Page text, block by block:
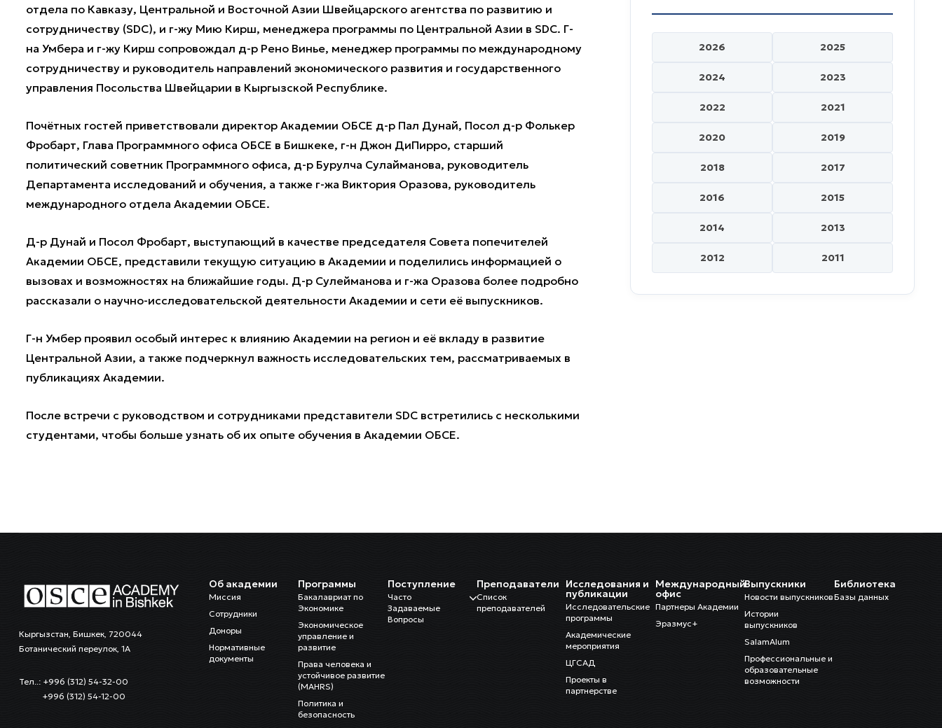
отдела по Кавказу, Центральной и Восточной Азии Швейцарского агентства по развитию и
сотрудничеству (SDC), и г-жу Мию Кирш, менеджера программы по Центральной Азии в SDC. Г-
на Умбера и г-жу Кирш сопровождал д-р Рено Винье, менеджер программы по международному
сотрудничеству и руководитель направлений экономического развития и государственного
управления Посольства Швейцарии в Кыргызской Республике.
Почётных гостей приветствовали директор Академии ОБСЕ д-р Пал Дунай, Посол д-р Фолькер
Фробарт, Глава Программного офиса ОБСЕ в Бишкеке, г-н Джон ДиПирро, старший
политический советник Программного офиса, д-р Бурулча Сулайманова, руководитель
Департамента исследований и обучения, а также г-жа Виктория Оразова, руководитель
международного отдела Академии ОБСЕ.
Д-р Дунай и Посол Фробарт, выступающий в качестве председателя Совета попечителей
Академии ОБСЕ, представили текущую ситуацию в Академии и поделились информацией о
вызовах и возможностях на ближайшие годы. Д-р Сулейманова и г-жа Оразова более подробно
рассказали о научно-исследовательской деятельности Академии и сети её выпускников.
Г-н Умбер проявил особый интерес к влиянию Академии на регион и её вкладу в развитие
Центральной Азии, а также подчеркнул важность исследовательских тем, рассматриваемых в
публикациях Академии.
После встречи с руководством и сотрудниками представители SDC встретились с несколькими
студентами, чтобы больше узнать об их опыте обучения в Академии ОБСЕ.
2026 2025
2024 2023
2022 2021
2020 2019
2018 2017
2016 2015
2014 2013
2012 2011
Кыргызстан, Бишкек, 720044
Ботанический переулок, 1А
Тел..: +996 (312) 54-32-00
+996 (312) 54-12-00
Об академии
Миссия
Сотрудники
Доноры
Нормативные
документы
Программы
Бакалавриат по
Экономике
Экономическое
управление и
развитие
Права человека и
устойчивое развитие
(MAHRS)
Политика и
безопасность
Поступление
Часто
Задаваемые
Вопросы
Преподаватели
Список
преподавателей
Исследования и
публикации
Исследовательские
программы
Академические
мероприятия
ЦГСАД
Проекты в
партнерстве
Международный
офис
Партнеры Академии
Эразмус+
Выпускники
Новости выпускников
Истории
выпускников
SalamAlum
Профессиональные и
образовательные
возможности
Библиотека
Базы данных